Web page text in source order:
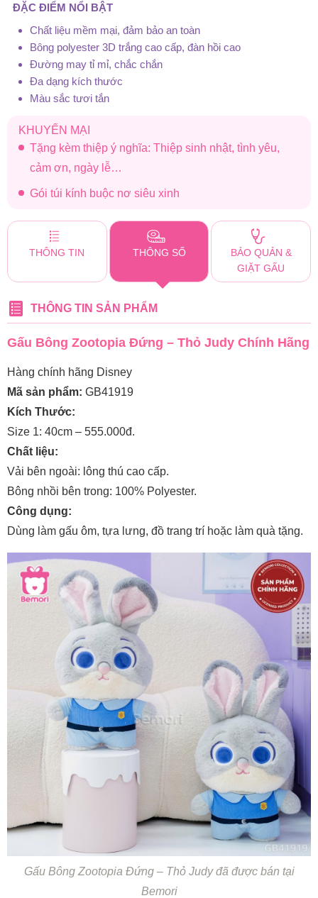
ĐẶC ĐIỂM NỔI BẬT
Chất liệu mềm mại, đảm bảo an toàn
Bông polyester 3D trắng cao cấp, đàn hồi cao
Đường may tỉ mỉ, chắc chắn
Đa dạng kích thước
Màu sắc tươi tắn
KHUYẾN MẠI
Tặng kèm thiệp ý nghĩa: Thiệp sinh nhật, tình yêu,
cảm ơn, ngày lễ…
Gói túi kính buộc nơ siêu xinh
THÔNG TIN THÔNG SỐ
BẢO QUẢN &
GIẶT GẤU
THÔNG TIN SẢN PHẨM
Gấu Bông Zootopia Đứng – Thỏ Judy Chính Hãng
Hàng chính hãng Disney
Mã sản phẩm: GB41919
Kích Thước:
Size 1: 40cm – 555.000đ.
Chất liệu:
Vải bên ngoài: lông thú cao cấp.
Bông nhồi bên trong: 100% Polyester.
Công dụng:
Dùng làm gấu ôm, tựa lưng, đồ trang trí hoặc làm quà tặng.
Gấu Bông Zootopia Đứng – Thỏ Judy đã được bán tại
Bemori